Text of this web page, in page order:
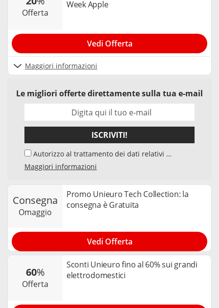
offerta
Week Apple
Maggiori informazioni
Vedi Offerta
Le migliori offerte direttamente sulla tua e-mail
ISCRIVITI!
mio indirizzo e-mail da parte di Samwise
Media GmbH, Starstraße 2, D - 22305
dati, per l'invio della newsletter sui temi
"Codici Sconto" e "Offerte". Accetto che,
nell’ambito dell’invio della newsletter, la mia
interazione con i singoli contenuti della
cookie utilizzati per misurare i risultati. Posso
revocare il mio consenso in qualsiasi
momento e annullare l’iscrizione alla
newsletter. Per maggiori informazioni è
possibile consultare la nostraprivacy policy
Maggiori informazioni
consegna
omaggio
Promo Unieuro Tech Collection: la
consegna è Gratuita
Vedi Offerta
60%
offerta
Sconti Unieuro fino al 60% sui grandi
elettrodomestici